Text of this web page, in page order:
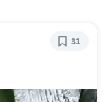
31